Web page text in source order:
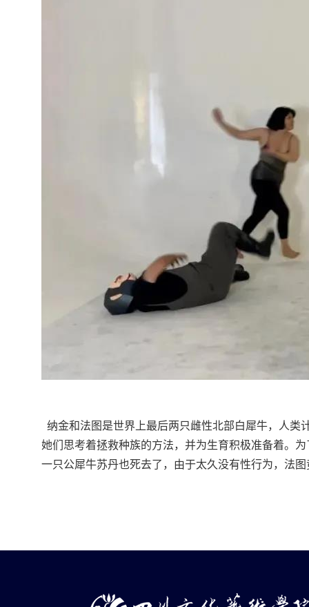
纳金和法图是世界上最后两只雌性北部白犀牛，人
她们思考着拯救种族的方法，并为生育积极准备着。
一只公犀牛苏丹也死去了，由于太久没有性行为，法